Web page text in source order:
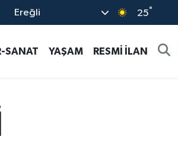
Ereğli 25°
SANAT YAŞAM RESMİ İLAN